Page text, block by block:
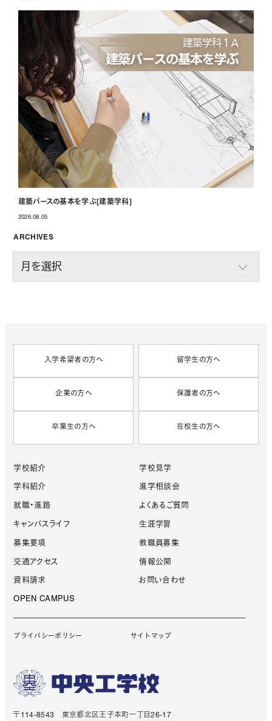
建築パースの基本を学ぶ[建築学科]
2026.08.05
ARCHIVES
入学希望者の方へ 留学生の方へ
企業の方へ 保護者の方へ
卒業生の方へ 在校生の方へ
学校紹介
学科紹介
就職・進路
キャンパスライフ
募集要項
交通アクセス
資料請求
OPEN CAMPUS
学校見学
進学相談会
よくあるご質問
生涯学習
教職員募集
情報公開
お問い合わせ
プライバシーポリシー サイトマップ
〒114-8543 東京都北区王子本町一丁目26-17